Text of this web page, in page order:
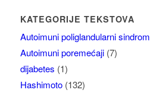
KATEGORIJE TEKSTOVA
Autoimuni poliglandularni sindrom
Autoimuni poremećaji(7)
dijabetes (1)
Hashimoto(132)